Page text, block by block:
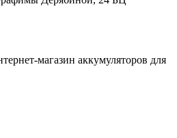
магазин аккумуляторов для